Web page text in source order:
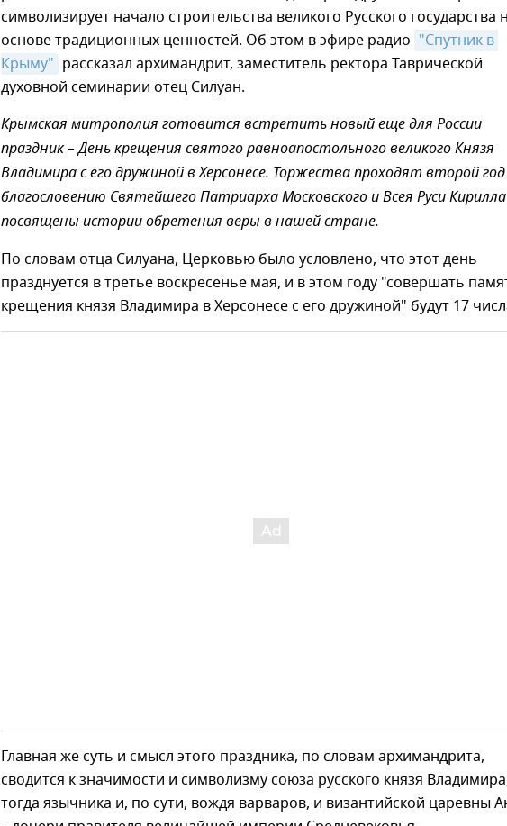
символизирует начало строительства великого Русского государства
основе традиционных ценностей. Об этом в эфире радио "Спутник в
Крыму" рассказал архимандрит, заместитель ректора Таврической
духовной семинарии отец Силуан.
Крымская митрополия готовится встретить новый еще для России
праздник – День крещения святого равноапостольного великого Князя
Владимира с его дружиной в Херсонесе. Торжества проходят второй
благословению Святейшего Патриарха Московского и Всея Руси
посвящены истории обретения веры в нашей стране.
По словам отца Силуана, Церковью было условлено, что этот день
празднуется в третье воскресенье мая, и в этом году "совершать
крещения князя Владимира в Херсонесе с его дружиной" будут 17
Главная же суть и смысл этого праздника, по словам архимандрита,
сводится к значимости и символизму союза русского князя
тогда язычника и, по сути, вождя варваров, и византийской царевны